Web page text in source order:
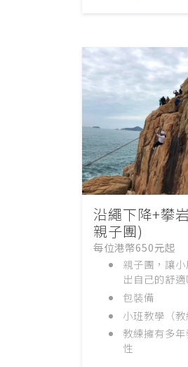
沿繩下降+攀
親子團)
每位港幣650元起
親子團，讓
出自己的舒適
包裝備
小班教學（教
教練擁有多
性